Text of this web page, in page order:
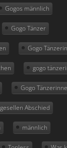
Gogos männlich
Gogo Tänzer
Gogo Tänzerin
gogo
Gogo
Abschied
männlich